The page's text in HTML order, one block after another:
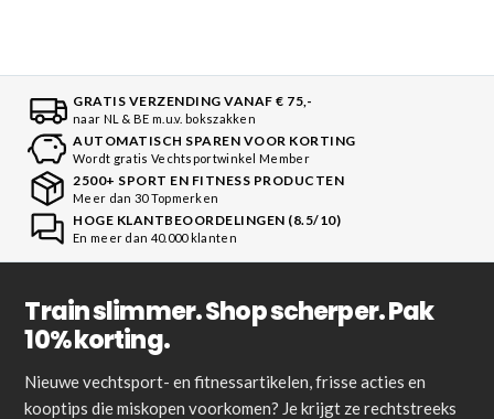
GRATIS VERZENDING VANAF € 75,-
naar NL & BE m.u.v. bokszakken
AUTOMATISCH SPAREN VOOR KORTING
Wordt gratis Vechtsportwinkel Member
2500+ SPORT EN FITNESS PRODUCTEN
Meer dan 30 Topmerken
HOGE KLANTBEOORDELINGEN (8.5/10)
En meer dan 40.000 klanten
Train slimmer. Shop scherper. Pak
10% korting.
Nieuwe vechtsport- en fitnessartikelen, frisse acties en
kooptips die miskopen voorkomen? Je krijgt ze rechtstreeks